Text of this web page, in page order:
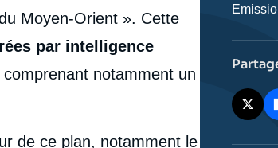
Moyen-Orient ». Cette
par intelligence
notamment un
de ce plan, notamment le